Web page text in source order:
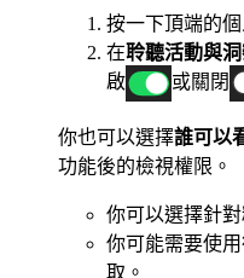
按一下頂端的
在聆聽活動與
啟
或關閉
你也可以選擇誰可以
功能後的檢視權限。
你可以選擇針
你可能需要使
取。